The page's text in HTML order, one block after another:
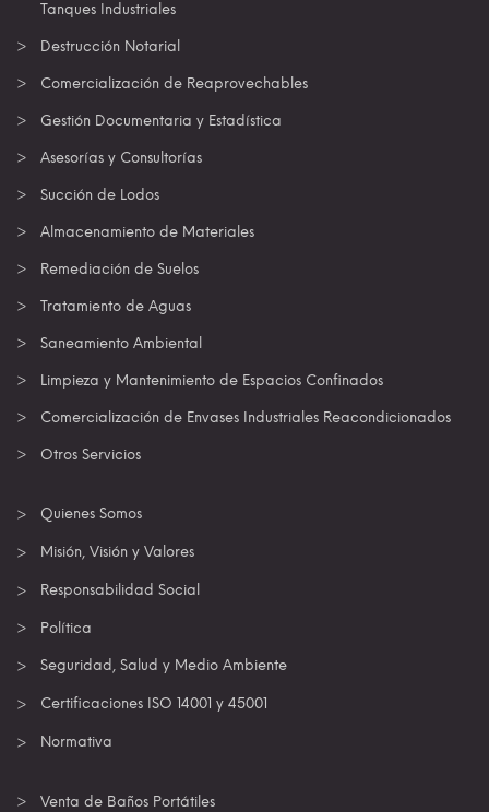
Tanques Industriales
Destrucción Notarial
Comercialización de Reaprovechables
Gestión Documentaria y Estadística
Asesorías y Consultorías
Succión de Lodos
Almacenamiento de Materiales
Remediación de Suelos
Tratamiento de Aguas
Saneamiento Ambiental
Limpieza y Mantenimiento de Espacios Confinados
Comercialización de Envases Industriales Reacondicionados
Otros Servicios
Quienes Somos
Misión, Visión y Valores
Responsabilidad Social
Política
Seguridad, Salud y Medio Ambiente
Certificaciones ISO 14001 y 45001
Normativa
Venta de Baños Portátiles